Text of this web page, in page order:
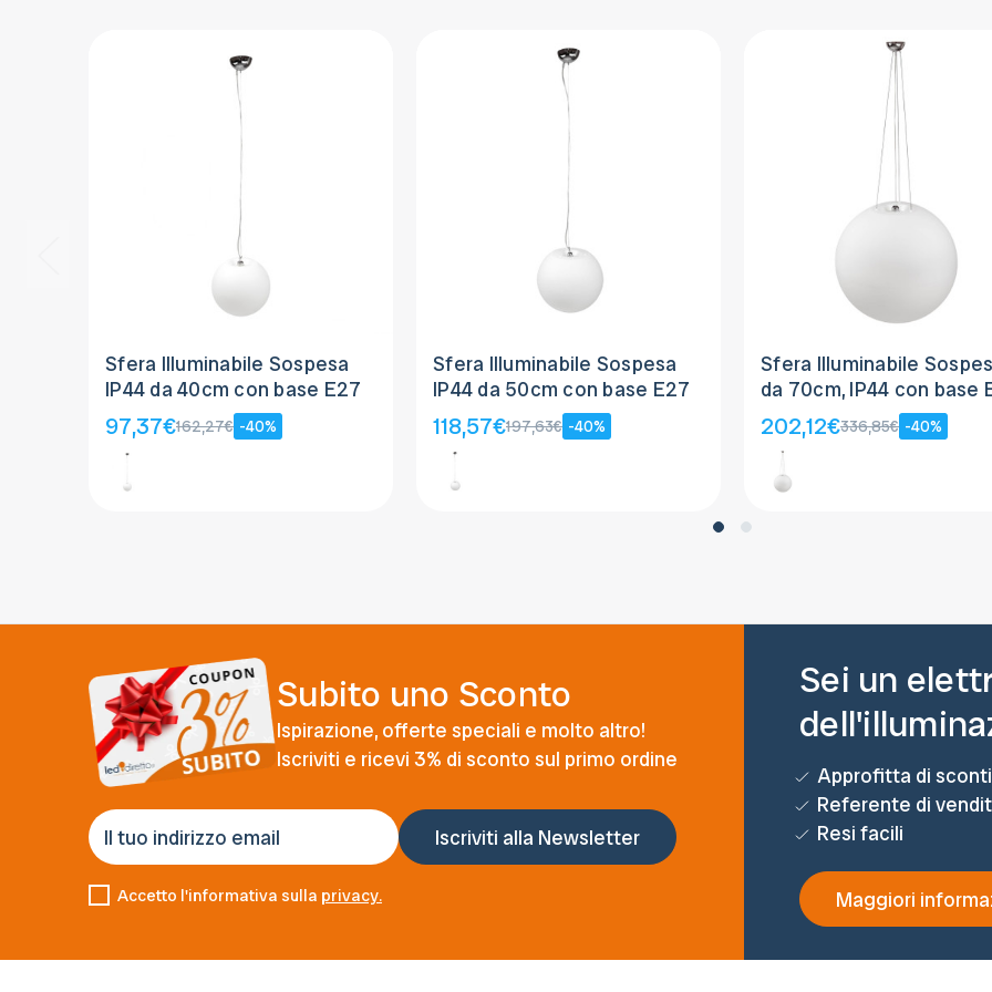
Sfera Illuminabile Sospesa
IP44 da 40cm con base E27
97,37€162,27€ -40%
Sfera Illuminabile Sospesa
IP44 da 50cm con base E27
118,57€197,63€ -40%
Sfera Illuminabile
da 70cm, IP44 con base
202,12€336,85€ -40%
Subito uno Sconto
Ispirazione, offerte speciali e molto altro!
Iscriviti e ricevi 3% di sconto sul primo ordine
Accetto l'informativa sulla privacy.
Sei un
Approfitta di
Referente di
Resi facili
Maggiori